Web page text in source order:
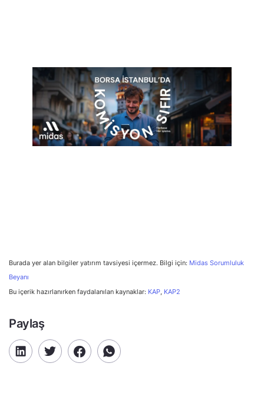
Burada yer alan bilgiler yatırım tavsiyesi içermez. Bilgi için: Midas Sorumluluk
Beyanı
Bu içerik hazırlanırken faydalanılan kaynaklar: KAP, KAP2
Paylaş